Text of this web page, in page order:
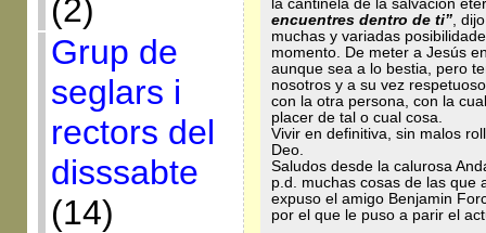
(2)
Grup de
seglars i
rectors del
disssabte
(14)
la cantinela de la salvación
encuentres dentro de ti”,
muchas y variadas
momento. De meter a Jesús
aunque sea a lo bestia, pero
nosotros y a su vez
con la otra persona, con la
placer de tal o cual cosa.
Vivir en definitiva, sin malos
Deo.
Saludos desde la calurosa
p.d. muchas cosas de las que
expuso el amigo Benjamin
por el que le puso a parir el